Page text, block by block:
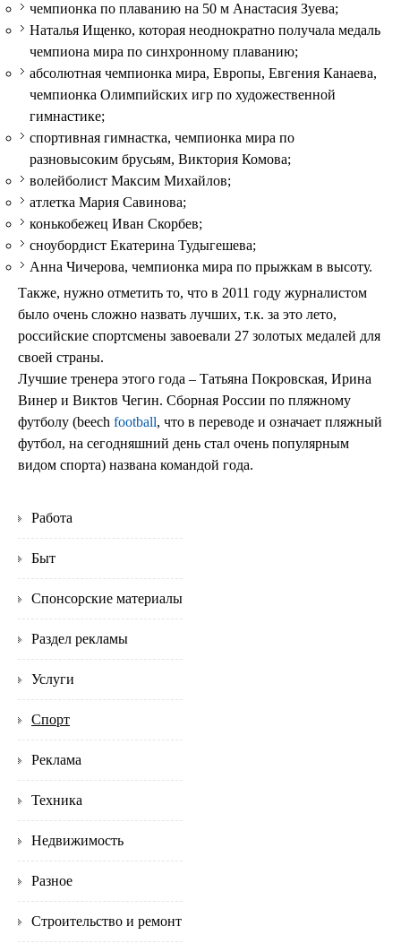
чемпионка по плаванию на 50 м Анастасия Зуева;
Наталья Ищенко, которая неоднократно получала медаль
чемпиона мира по синхронному плаванию;
абсолютная чемпионка мира, Европы, Евгения Канаева,
чемпионка Олимпийских игр по художественной
гимнастике;
спортивная гимнастка, чемпионка мира по
разновысоким брусьям, Виктория Комова;
волейболист Максим Михайлов;
атлетка Мария Савинова;
конькобежец Иван Скорбев;
сноубордист Екатерина Тудыгешева;
Анна Чичерова, чемпионка мира по прыжкам в высоту.
Также, нужно отметить то, что в 2011 году журналистом
было очень сложно назвать лучших, т.к. за это лето,
российские спортсмены завоевали 27 золотых медалей для
своей страны.
Лучшие тренера этого года – Татьяна Покровская, Ирина
Винер и Виктов Чегин. Сборная России по пляжному
футболу (beech football, что в переводе и означает пляжный
футбол, на сегодняшний день стал очень популярным
видом спорта) названа командой года.
Работа
Быт
Спонсорские материалы
Раздел рекламы
Услуги
Спорт
Реклама
Техника
Недвижимость
Разное
Строительство и ремонт